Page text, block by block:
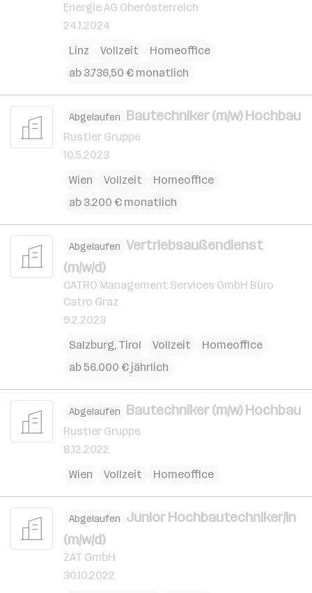
Energie AG Oberösterreich
24.1.2024
Linz
Vollzeit
Homeoffice
ab 3.736,50 € monatlich
Abgelaufen Bautechniker (m/w) Hochbau
Rustler Gruppe
10.5.2023
Wien
Vollzeit
Homeoffice
ab 3.200 € monatlich
Abgelaufen Vertriebsaußendienst
(m/w/d)
CATRO Management Services GmbH Büro
Catro Graz
9.2.2023
Salzburg, Tirol Vollzeit
Homeoffice
ab 56.000 € jährlich
Abgelaufen Bautechniker (m/w) Hochbau
Rustler Gruppe
8.12.2022
Wien
Vollzeit Homeoffice
Abgelaufen Junior Hochbautechniker/in
(m/w/d)
ZAT GmbH
30.10.2022